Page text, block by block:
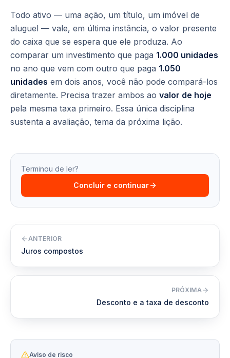
Todo ativo — uma ação, um título, um imóvel de
aluguel — vale, em última instância, o valor presente
do caixa que se espera que ele produza. Ao
comparar um investimento que paga 1.000 unidades
no ano que vem com outro que paga 1.050
unidades em dois anos, você não pode compará-los
diretamente. Precisa trazer ambos ao valor de hoje
pela mesma taxa primeiro. Essa única disciplina
sustenta a avaliação, tema da próxima lição.
Terminou de ler?
Concluir e continuar
ANTERIOR
Juros compostos
PRÓXIMA
Desconto e a taxa de desconto
Aviso de risco